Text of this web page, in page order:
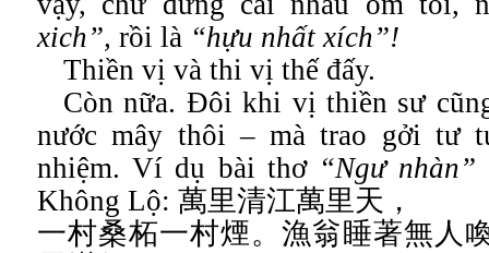
xich”, rồi là “hựu nhất xích”!
Thiền vị và thi vị thế đấy.
Còn nữa. Đôi khi vị thiền sư
nước mây thôi – mà trao gởi tư
nhiệm. Ví dụ bài thơ “Ngư nhàn”
Không Lộ: 萬里清江萬里天，
一村桑柘一村煙。漁翁睡著無人